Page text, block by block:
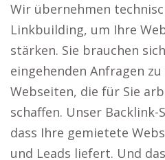
Wir übernehmen
Linkbuilding, um Ihre
stärken. Sie brauchen
eingehenden Anfragen
Webseiten, die für Sie
schaffen. Unser
dass Ihre gemietete
und Leads liefert. Und